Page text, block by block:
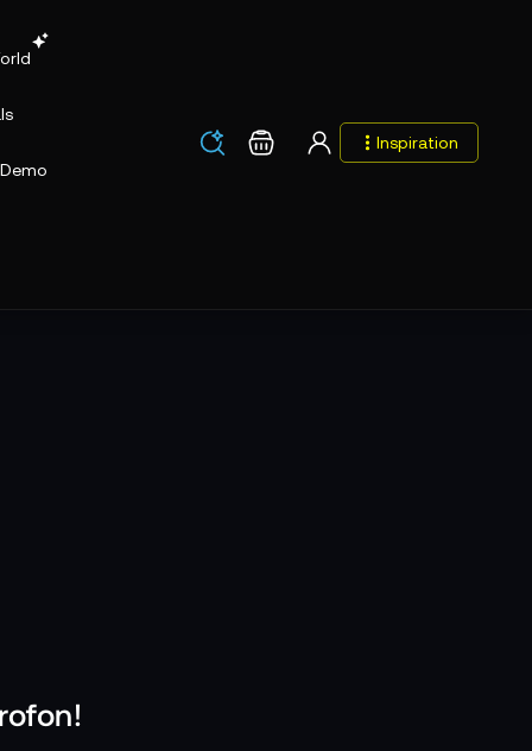
Demo
Los Warenkorb Inspiration